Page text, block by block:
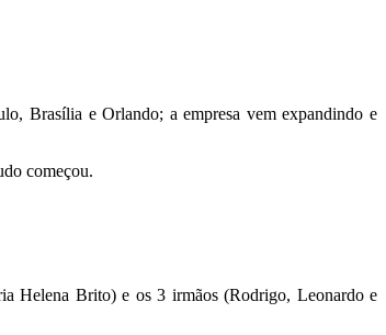
Brasília e Orlando; a empresa vem expandindo e
começou.
Helena Brito) e os 3 irmãos (Rodrigo, Leonardo e